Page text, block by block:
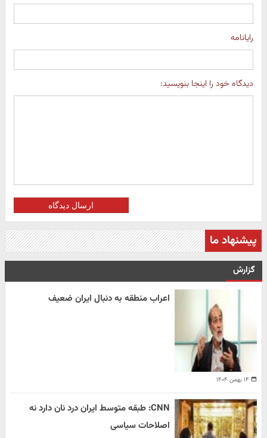
رایانامه
دیدگاه خود را اینجا بنویسید:
ارسال دیدگاه
پیشنهاد ما
گزارش
۱۴ بهمن ۱۴۰۴
اعراب منطقه به دنبال ایران ضعیف
CNN: طبقه متوسط ایران درد نان دارد نه
اصلاحات سیاسی